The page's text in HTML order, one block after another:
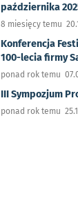
października
8 miesięcy temu
Konferencja
100-lecia firmy
ponad rok temu
III Sympozjum
ponad rok temu